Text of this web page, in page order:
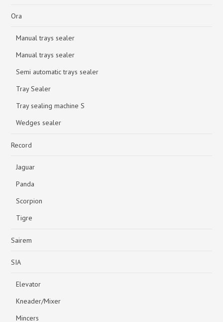
Ora
Manual trays sealer
Manual trays sealer
Semi automatic trays sealer
Tray Sealer
Tray sealing machine S
Wedges sealer
Record
Jaguar
Panda
Scorpion
Tigre
Sairem
SIA
Elevator
Kneader/Mixer
Mincers